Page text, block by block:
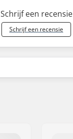
Schrijf een recensie
Schrijf een recensie